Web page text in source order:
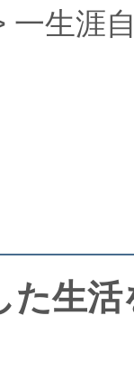
一生涯
た生